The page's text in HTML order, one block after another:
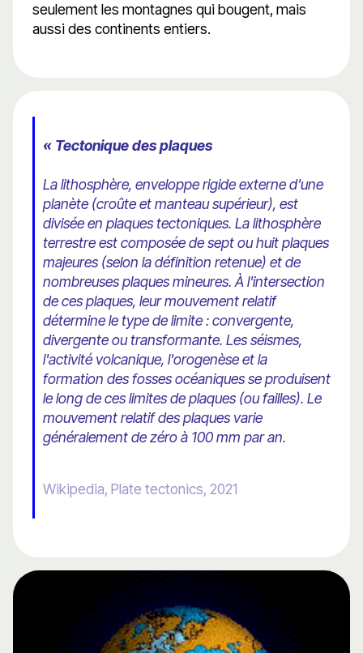
seulement les montagnes qui bougent, mais
aussi des continents entiers.
« Tectonique des plaques
La lithosphère, enveloppe rigide externe d'une
planète (croûte et manteau supérieur), est
divisée en plaques tectoniques. La lithosphère
terrestre est composée de sept ou huit plaques
majeures (selon la définition retenue) et de
nombreuses plaques mineures. À l'intersection
de ces plaques, leur mouvement relatif
détermine le type de limite : convergente,
divergente ou transformante. Les séismes,
l'activité volcanique, l'orogenèse et la
formation des fosses océaniques se produisent
le long de ces limites de plaques (ou failles). Le
mouvement relatif des plaques varie
généralement de zéro à 100 mm par an.
Wikipedia, Plate tectonics, 2021